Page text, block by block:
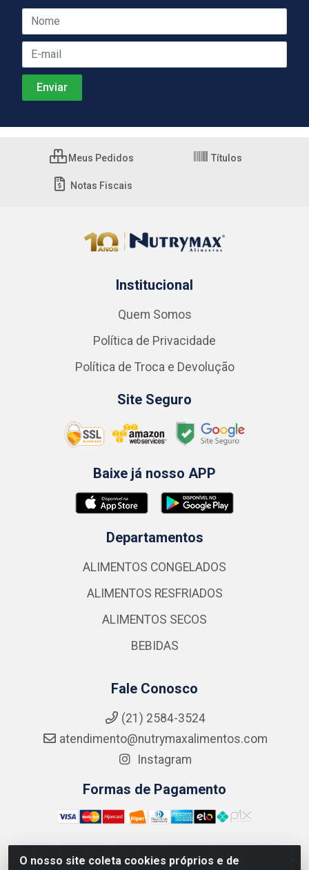
O nosso site coleta cookies próprios e de
Meus Pedidos Títulos
Notas Fiscais
Institucional
Quem Somos
Política de Privacidade
Política de Troca e Devolução
Site Seguro
Baixe já nosso APP
Departamentos
ALIMENTOS CONGELADOS
ALIMENTOS RESFRIADOS
ALIMENTOS SECOS
BEBIDAS
Fale Conosco
(21) 2584-3524
atendimento@nutrymaxalimentos.com
Instagram
Formas de Pagamento